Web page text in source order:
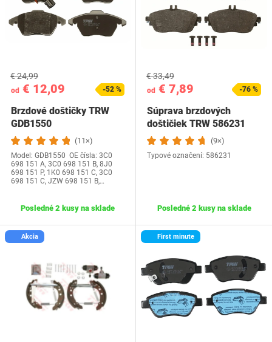
od € 12,09
€ 24,99
-52 %
Brzdové doštičky TRW
GDB1550
(11×)
Model: GDB1550 OE čísla: 3C0
698 151 A, 3C0 698 151 B, 8J0
698 151 P, 1K0 698 151 C, 3C0
698 151 C, JZW 698 151 B,…
Posledné 2 kusy na sklade
od € 7,89
€ 33,49
-76 %
Súprava brzdových
doštičiek TRW 586231
(9×)
Typové označení: 586231
Posledné 2 kusy na sklade
Akcia First minute